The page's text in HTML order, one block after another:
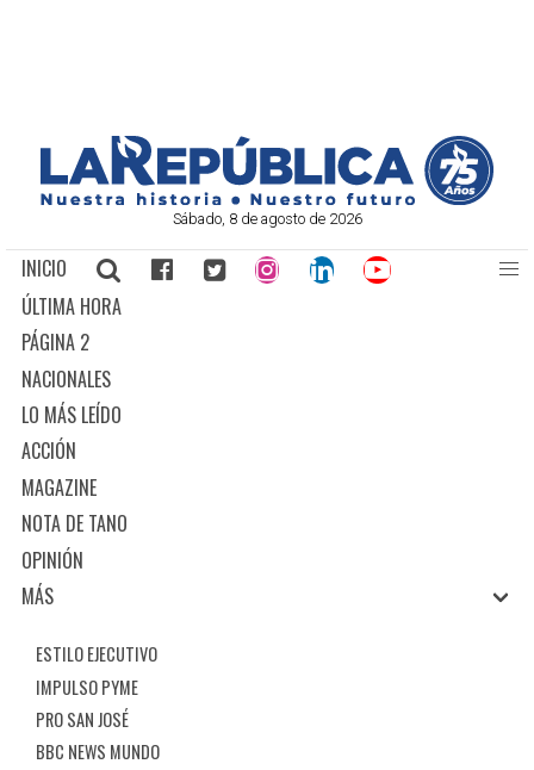
Sábado, 8 de agosto de 2026
INICIO
ÚLTIMA HORA
PÁGINA 2
NACIONALES
LO MÁS LEÍDO
ACCIÓN
MAGAZINE
NOTA DE TANO
OPINIÓN
MÁS
ESTILO EJECUTIVO
IMPULSO PYME
PRO SAN JOSÉ
BBC NEWS MUNDO